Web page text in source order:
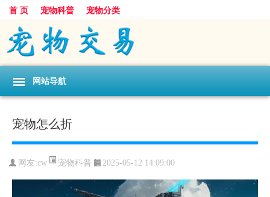
首 页 宠物科普 宠物分类
网站导航
宠物怎么折
网友:cw 宠物科普 2025-05-12 14:09:00